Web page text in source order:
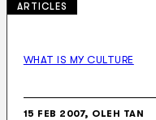
Teater
Tarian
ARTICLES
WHAT IS MY CULTURE
15 FEB 2007, OLEH TAN